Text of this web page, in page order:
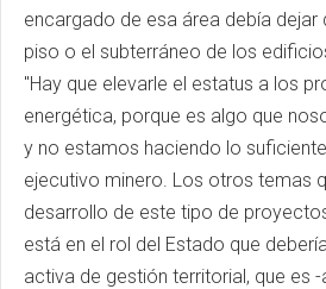
encargado de esa área debía dejar
piso o el subterráneo de los
"Hay que elevarle el estatus a los
energética, porque es algo que
y no estamos haciendo lo
ejecutivo minero. Los otros temas
desarrollo de este tipo de
está en el rol del Estado que
activa de gestión territorial, que es -